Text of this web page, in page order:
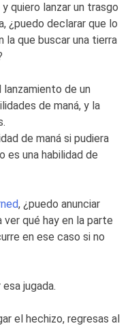
y quiero lanzar un trasgo
¿puedo declarar que lo
la que buscar una tierra
lanzamiento de un
de maná, y la
de maná si pudiera
es una habilidad de
, ¿puedo anunciar
ver qué hay en la parte
en ese caso si no
jugada.
el hechizo, regresas al